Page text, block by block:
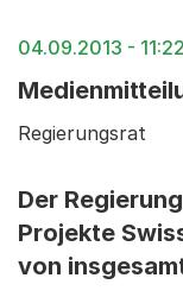
04.09.2013 - 11:22
Regierungsrat
Der
Projekte
von